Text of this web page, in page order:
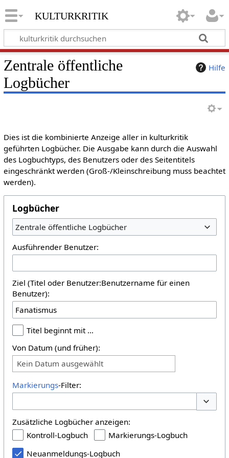
kulturkritik
Hilfe
Zentrale öffentliche
Logbücher
Dies ist die kombinierte Anzeige aller in kulturkritik
geführten Logbücher. Die Ausgabe kann durch die Auswahl
des Logbuchtyps, des Benutzers oder des Seitentitels
eingeschränkt werden (Groß-/Kleinschreibung muss beachtet
werden).
Logbücher
Zentrale öffentliche Logbücher
Ausführender Benutzer:
Ziel (Titel oder Benutzer:Benutzername für einen
Benutzer):
Titel beginnt mit …
Von Datum (und früher):
Kein Datum ausgewählt
Markierungs-Filter:
Zusätzliche Logbücher anzeigen:
Kontroll-Logbuch
Markierungs-Logbuch
Neuanmeldungs-Logbuch